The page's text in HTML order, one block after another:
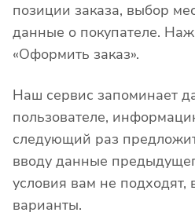
позиции заказа, выбор
данные о покупателе.
«Оформить заказ».
Наш сервис запоминает
пользователе,
следующий раз
вводу данные
условия вам не подходят,
варианты.